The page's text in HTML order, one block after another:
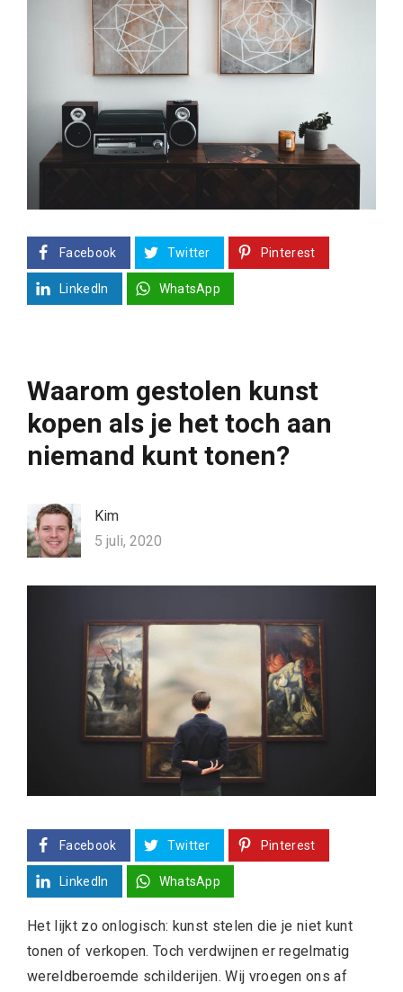
Facebook Twitter Pinterest
LinkedIn WhatsApp
Waarom gestolen kunst
kopen als je het toch aan
niemand kunt tonen?
Kim
5 juli, 2020
Facebook Twitter Pinterest
LinkedIn WhatsApp
Het lijkt zo onlogisch: kunst stelen die je niet kunt
tonen of verkopen. Toch verdwijnen er regelmatig
wereldberoemde schilderijen. Wij vroegen ons af